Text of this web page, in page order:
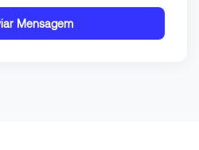
Mensagem